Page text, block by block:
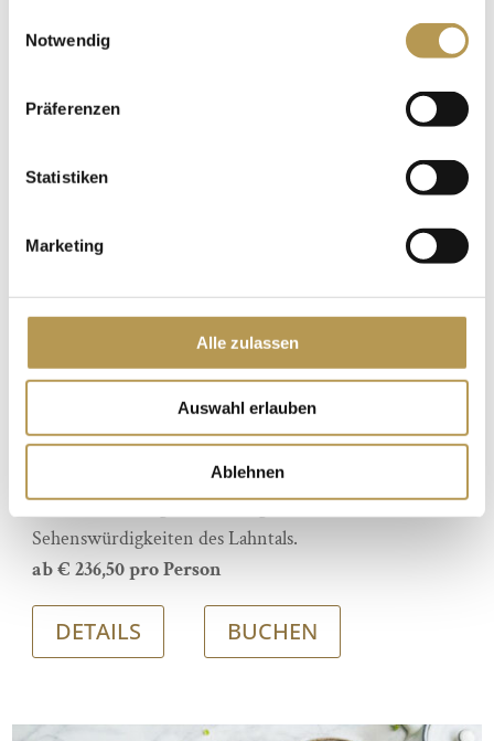
Notwendig
Präferenzen
Statistiken
Marketing
Alle zulassen
Auswahl erlauben
Ablehnen
MITTELALTER ERLEBEN AUF
BURG STAUFENBERG | 2 Nächte
Erleben Sie aufregende Tage in den ehrwürdigen
Mauern der Burg Staufenberg und entdecken Sie die
Sehenswürdigkeiten des Lahntals.
ab € 236,50 pro Person
DETAILS BUCHEN